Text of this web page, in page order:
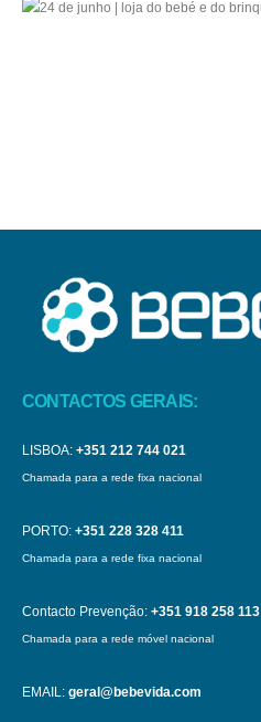
CONTACTOS GERAIS:
LISBOA: +351 212 744 021
Chamada para a rede fixa nacional
PORTO: +351 228 328 411
Chamada para a rede fixa nacional
Contacto Prevenção: +351 918 258 113
Chamada para a rede móvel nacional
EMAIL: geral@bebevida.com